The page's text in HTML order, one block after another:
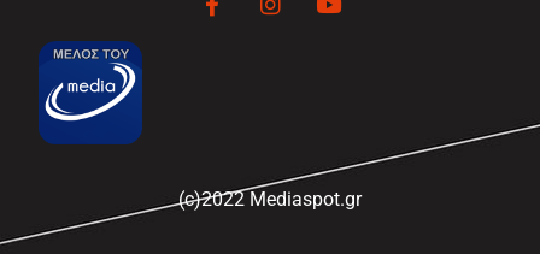
(c)2022 Mediaspot.gr